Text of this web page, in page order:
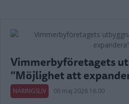
Vimmerbyföretagets
”Möjlighet att
NÄRINGSLIV 06 maj 2026 16.00